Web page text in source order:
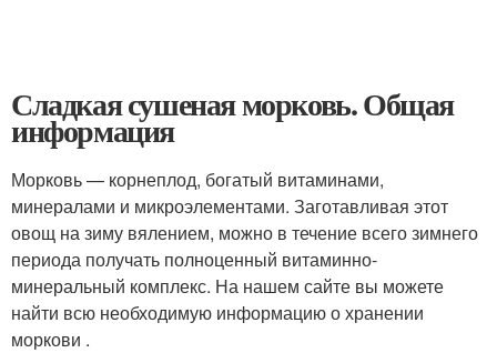
Сладкая сушеная морковь. Общая
информация
Морковь — корнеплод, богатый витаминами,
минералами и микроэлементами. Заготавливая этот
овощ на зиму вялением, можно в течение всего зимнего
периода получать полноценный витаминно-
минеральный комплекс. На нашем сайте вы можете
найти всю необходимую информацию о хранении
моркови .